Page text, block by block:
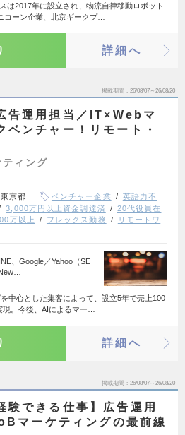
は2017年に設立され、物流自律移動ロボット
コーン企業、北京ギークプ…
詳細へ
掲載期間 26/08/07～26/08/20
告運用担当／IT×Webマ
ベンチャー！リモート・
ィング
東京都 ベンチャー企業
英語力不
3,000万円以上資金調達済
20代役員在
万以上 フレックス勤務
リモートワ
、Google／Yahoo（SE
中心とした集客によって、設立5年で売上100
。今後、AIによるマー…
詳細へ
掲載期間 26/08/07～26/08/20
験できる仕事】広告運用
マーケティングの最前線